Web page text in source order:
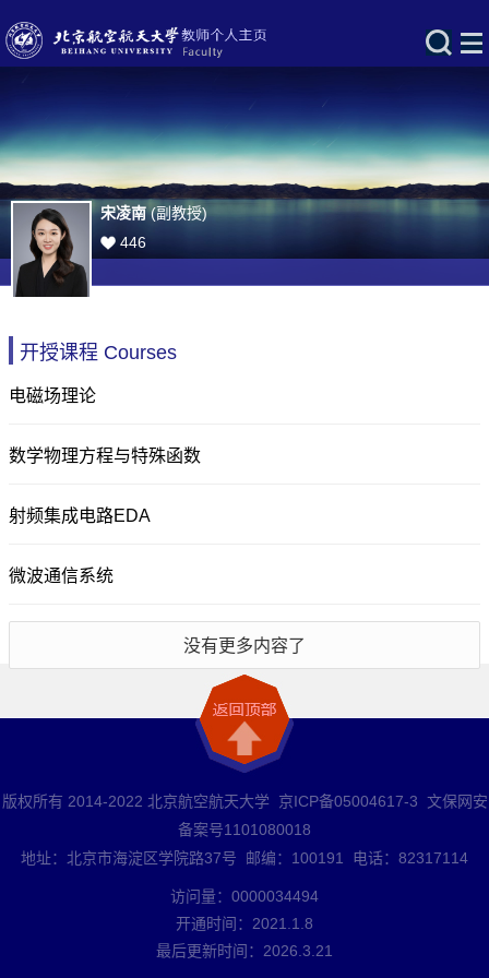
宋凌南(副教授)
446
开授课程 Courses
电磁场理论
数学物理方程与特殊函数
射频集成电路EDA
微波通信系统
没有更多内容了
版权所有 2014-2022 北京航空航天大学 京ICP备05004617-3 文保网安
备案号1101080018
地址：北京市海淀区学院路37号 邮编：100191 电话：82317114
访问量： 0000034494
开通时间： 2021 1 8
最后更新时间： 2026 3 21